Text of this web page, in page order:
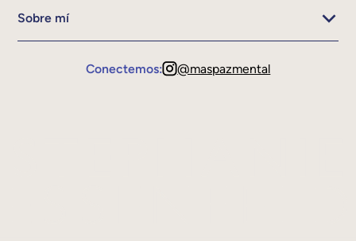
Sobre mí
Conectemos: @maspazmental